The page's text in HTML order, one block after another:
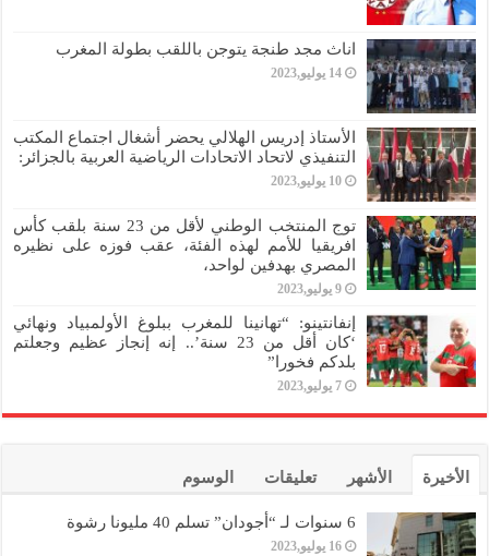
اناث مجد طنجة يتوجن باللقب بطولة المغرب
14 يوليو,2023
الأستاذ إدريس الهلالي يحضر أشغال اجتماع المكتب
التنفيذي لاتحاد الاتحادات الرياضية العربية بالجزائر:
10 يوليو,2023
توج المنتخب الوطني لأقل من 23 سنة بلقب كأس
افريقيا للأمم لهذه الفئة، عقب فوزه على نظيره
المصري بهدفين لواحد،
9 يوليو,2023
إنفانتينو: “تهانينا للمغرب ببلوغ الأولمبياد ونهائي
‘كان أقل من 23 سنة’.. إنه إنجاز عظيم وجعلتم
بلدكم فخورا”
7 يوليو,2023
الأخيرة الأشهر تعليقات الوسوم
6 سنوات لـ “أجودان” تسلم 40 مليونا رشوة
16 يوليو,2023